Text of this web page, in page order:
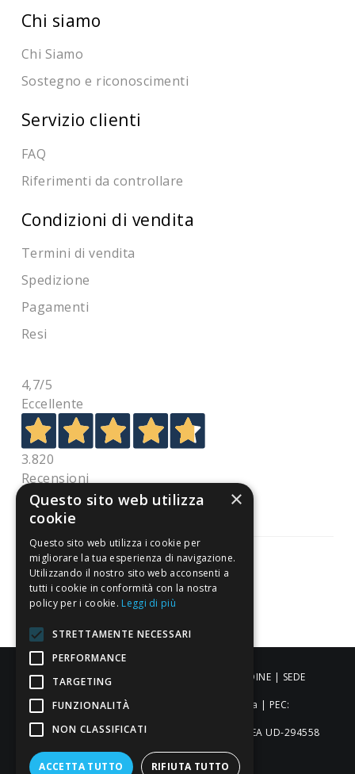
Chi siamo
Chi Siamo
Sostegno e riconoscimenti
Servizio clienti
FAQ
Riferimenti da controllare
Condizioni di vendita
Termini di vendita
Spedizione
Pagamenti
Resi
4,7/5
Eccellente
3.820
Recensioni
Pagamenti sicuri
ALDIGIÙ S.R.L. | Via Cortazzis 15 33100 - UDINE | SEDE
OPERATIVA: Via del Progresso 3 - Padova | PEC:
aldigiusrl@pec.it | C.F. e P.IVA 02873920306 REA UD-294558
Capitale sociale: € 27.086,97
×
Questo sito web utilizza
cookie
Questo sito web utilizza i cookie per
migliorare la tua esperienza di navigazione.
Utilizzando il nostro sito web acconsenti a
tutti i cookie in conformità con la nostra
policy per i cookie. Leggi di più
STRETTAMENTE NECESSARI
PERFORMANCE
TARGETING
FUNZIONALITÀ
NON CLASSIFICATI
ACCETTA TUTTO RIFIUTA TUTTO